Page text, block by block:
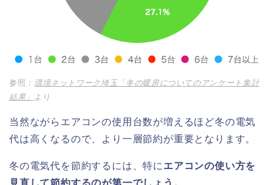
参照： 環境ネットワーク埼玉「冬の暖房についてのアンケート集計
結果」 より
当然ながらエアコンの使用台数が増えるほど冬の電気
代は高くなるので、より一層節約が重要となります。
冬の電気代を節約するには、特に エアコンの使い方を